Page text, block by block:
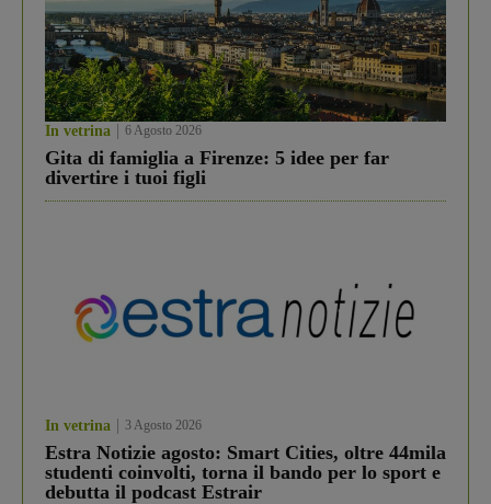
In vetrina 6 Agosto 2026
Gita di famiglia a Firenze: 5 idee per far
divertire i tuoi figli
In vetrina 3 Agosto 2026
Estra Notizie agosto: Smart Cities, oltre 44mila
studenti coinvolti, torna il bando per lo sport e
debutta il podcast Estrair